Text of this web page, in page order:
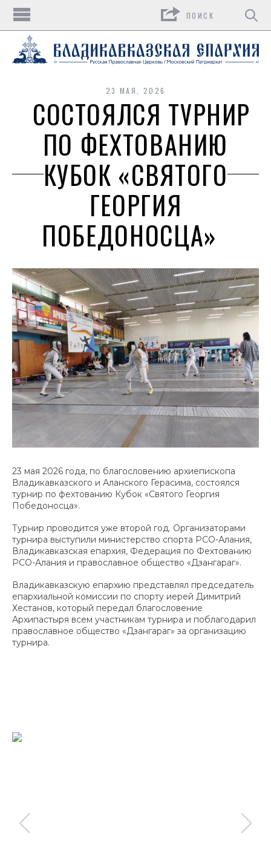
23 МАЯ, 2026
СОСТОЯЛСЯ ТУРНИР
ПО ФЕХТОВАНИЮ
КУБОК «СВЯТОГО
ГЕОРГИЯ
ПОБЕДОНОСЦА»
23 мая 2026 года, по благословению архиепископа
Владикавказского и Аланского Герасима, состоялся
турнир по фехтованию Кубок «Святого Георгия
Победоносца».
Турнир проводится уже второй год. Организаторами
турнира выступили министерство спорта РСО-Алания,
Владикавказская епархия, Федерация по Фехтованию
РСО-Алания и православное общество «Дзангараг».
Владикавказскую епархию представлял председатель
епархиальной комиссии по спорту иерей Димитрий
Хестанов, который передал благословение
Архипастыря всем участникам турнира и поблагодарил
православное общество «Дзангараг» за организацию
турнира.